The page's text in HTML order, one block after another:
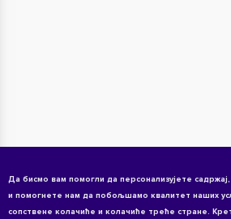
Да бисмо вам помогли да персонализујете
и помогнете нам да побољшамо квалитет наших
сопствене колачиће и колачиће треће стране.